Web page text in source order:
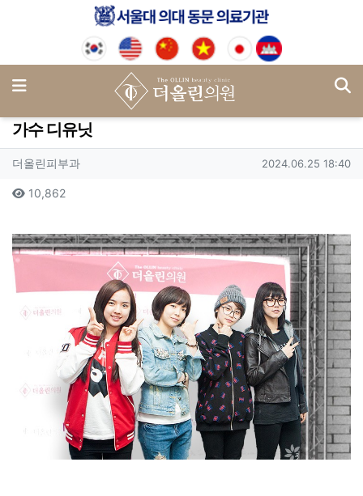
메뉴
가수 디유닛
작성자 정보
더올린피부과작성 작성일
2024.06.25 18:40
컨텐츠 정보
10,862조회